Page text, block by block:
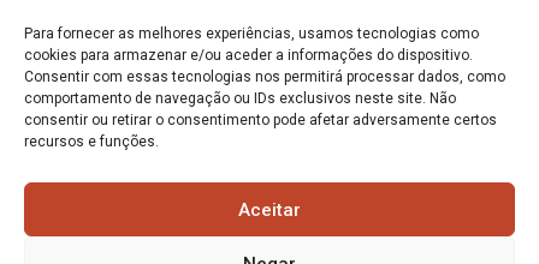
Para fornecer as melhores experiências, usamos tecnologias como
cookies para armazenar e/ou aceder a informações do dispositivo.
Consentir com essas tecnologias nos permitirá processar dados, como
comportamento de navegação ou IDs exclusivos neste site. Não
consentir ou retirar o consentimento pode afetar adversamente certos
recursos e funções.
Aceitar
Subscrever